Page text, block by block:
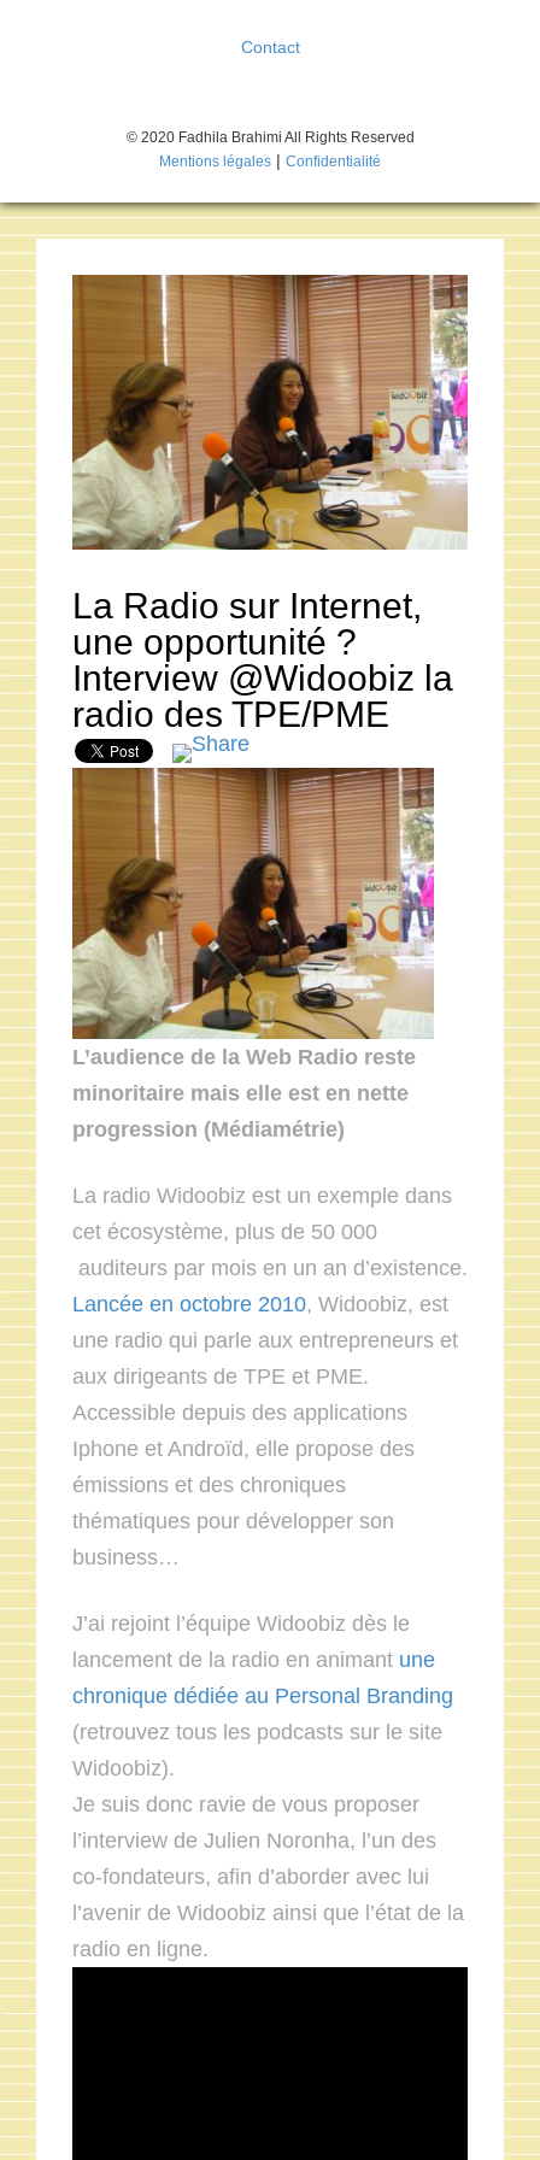
Contact
© 2020 Fadhila Brahimi All Rights Reserved
Mentions légales | Confidentialité
La Radio sur Internet,
une opportunité ?
Interview @Widoobiz la
radio des TPE/PME
L’audience de la Web Radio reste
minoritaire mais elle est en nette
progression (Médiamétrie)
La radio Widoobiz est un exemple dans
cet écosystème, plus de 50 000
auditeurs par mois en un an d’existence.
Lancée en octobre 2010, Widoobiz, est
une radio qui parle aux entrepreneurs et
aux dirigeants de TPE et PME.
Accessible depuis des applications
Iphone et Androïd, elle propose des
émissions et des chroniques
thématiques pour développer son
business…
J’ai rejoint l’équipe Widoobiz dès le
lancement de la radio en animant une
chronique dédiée au Personal Branding
(retrouvez tous les podcasts sur le site
Widoobiz).
Je suis donc ravie de vous proposer
l’interview de Julien Noronha, l’un des
co-fondateurs, afin d’aborder avec lui
l’avenir de Widoobiz ainsi que l’état de la
radio en ligne.